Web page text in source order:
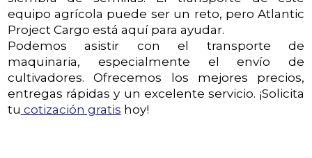
equipo agrícola puede ser un reto, pero Atlantic
Project Cargo está aquí para ayudar.
Podemos asistir con el transporte de
maquinaria, especialmente el envío de
cultivadores. Ofrecemos los mejores precios,
entregas rápidas y un excelente servicio. ¡Solicita
tu cotización gratis hoy!